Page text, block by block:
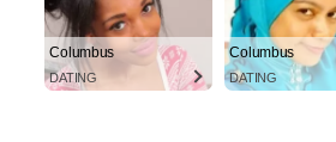
Columbus
DATING
Columbus
DATING